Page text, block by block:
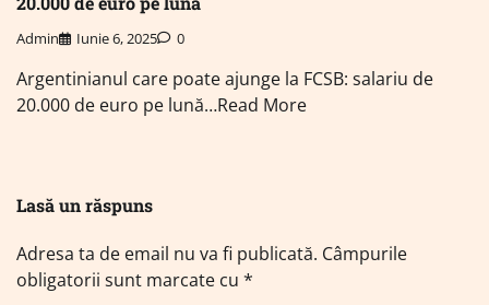
Admin Iunie 6, 2025 0
Argentinianul care poate ajunge la FCSB: salariu de
20.000 de euro pe lună…Read More
Lasă un răspuns
Adresa ta de email nu va fi publicată. Câmpurile
obligatorii sunt marcate cu *